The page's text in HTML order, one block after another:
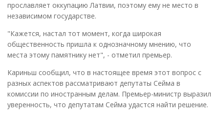
прославляет оккупацию Латвии, поэтому ему не место в
независимом государстве.
"Кажется, настал тот момент, когда широкая
общественность пришла к однозначному мнению, что
места этому памятнику нет", - отметил премьер.
Кариньш сообщил, что в настоящее время этот вопрос с
разных аспектов рассматривают депутаты Сейма в
комиссии по иностранным делам. Премьер-министр выразил
уверенность, что депутатам Сейма удастся найти решение.